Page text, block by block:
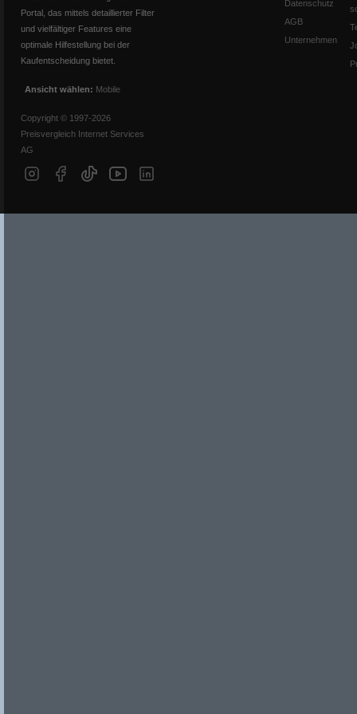
Portal, das mittels detaillierter Filter
und vielfältiger Features eine
optimale Hilfestellung bei der
Kaufentscheidung bietet.
Ansicht wählen: Mobile
Copyright © 1997-2026
Preisvergleich Internet Services
AG
Datenschutz
AGB
Unternehmen